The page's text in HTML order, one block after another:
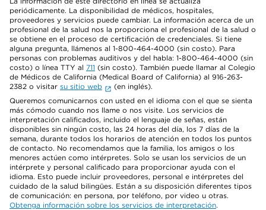
periódicamente. La disponibilidad de médicos, hospitales,
proveedores y servicios puede cambiar. La información acerca de un
profesional de la salud nos la proporciona el profesional de la salud o
se obtiene en el proceso de certificación de credenciales. Si tiene
alguna pregunta, llámenos al 1-800-464-4000 (sin costo). Para
personas con problemas auditivos y del habla: 1-800-464-4000 (sin
costo) o línea TTY al 711 (sin costo). También puede llamar al Colegio
de Médicos de California (Medical Board of California) al 916-263-
2382 o visitar su sitio web
(en inglés).
Queremos comunicarnos con usted en el idioma con el que se sienta
más cómodo cuando nos llame o nos visite. Los servicios de
interpretación calificados, incluido el lenguaje de señas, están
disponibles sin ningún costo, las 24 horas del día, los 7 días de la
semana, durante todos los horarios de atención en todos los puntos
de contacto. No recomendamos que la familia, los amigos o los
menores actúen como intérpretes. Solo se usan los servicios de un
intérprete y personal calificado para proporcionar ayuda con el
idioma. Esto puede incluir proveedores, personal e intérpretes del
cuidado de la salud bilingües. Están a su disposición diferentes tipos
de comunicación: en persona, por teléfono, por video u otras.
Obtenga información sobre los servicios de interpretación.